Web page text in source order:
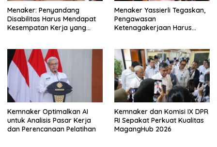
Menaker: Penyandang
Disabilitas Harus Mendapat
Kesempatan Kerja yang
Menaker Yassierli Tegaskan,
Pengawasan
Ketenagakerjaan Harus
Kemnaker Optimalkan AI
untuk Analisis Pasar Kerja
dan Perencanaan Pelatihan
Kemnaker dan Komisi IX DPR
RI Sepakat Perkuat Kualitas
MagangHub 2026